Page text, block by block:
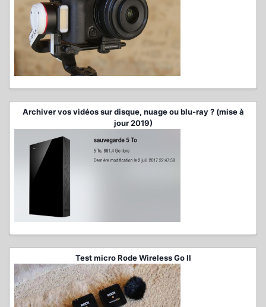
Archiver vos vidéos sur disque, nuage ou blu-ray ? (mise à
jour 2019)
Test micro Rode Wireless Go II